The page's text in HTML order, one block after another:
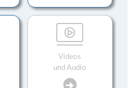
Videos
und Audio